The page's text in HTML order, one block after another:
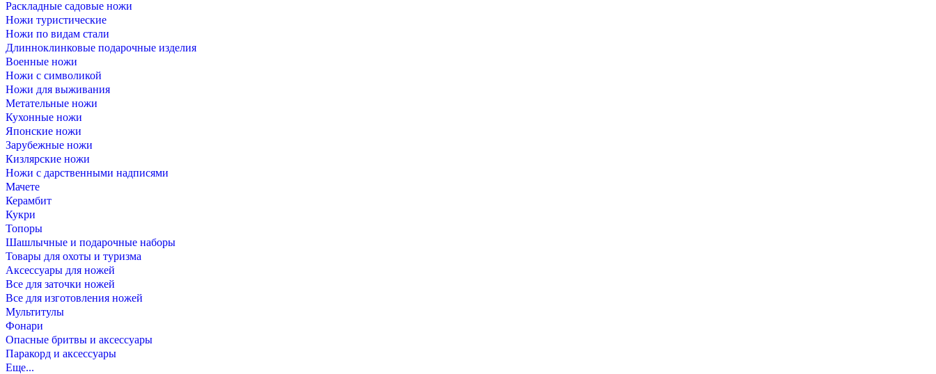
Раскладные садовые ножи
Ножи туристические
Ножи по видам стали
Длинноклинковые подарочные изделия
Военные ножи
Ножи с символикой
Ножи для выживания
Метательные ножи
Кухонные ножи
Японские ножи
Зарубежные ножи
Кизлярские ножи
Ножи с дарственными надписями
Мачете
Керамбит
Кукри
Топоры
Шашлычные и подарочные наборы
Товары для охоты и туризма
Аксессуары для ножей
Все для заточки ножей
Все для изготовления ножей
Мультитулы
Фонари
Опасные бритвы и аксессуары
Паракорд и аксессуары
Еще...